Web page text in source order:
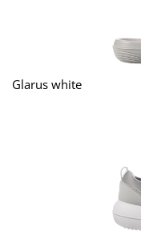
Glarus white